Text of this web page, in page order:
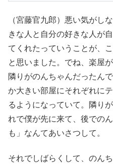
（宮藤官九郎）悪い気がし
きな人と自分の好きな人が
てくれたっていうことが、
と思いました。でね、楽屋
隣りがのんちゃんだったん
か大きい部屋にそれぞれに
るようになっていて。隣り
れで僕が先に来て、後での
も」なんてあいさつして。
それでしばらくして、のん